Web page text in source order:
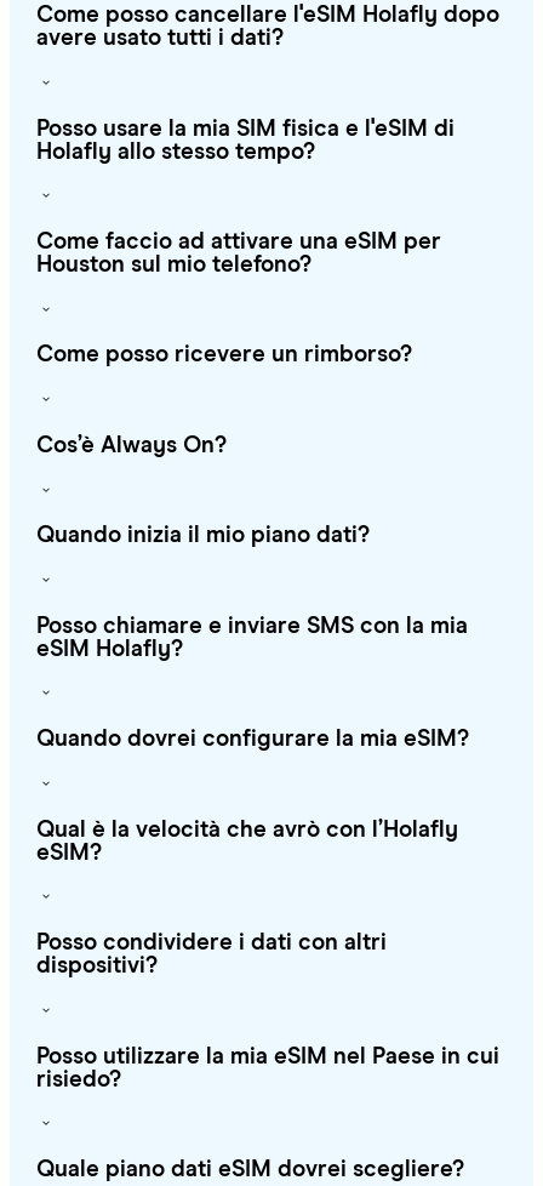
Come posso cancellare l'eSIM Holafly dopo
avere usato tutti i dati?
Posso usare la mia SIM fisica e l'eSIM di
Holafly allo stesso tempo?
Come faccio ad attivare una eSIM per
Houston sul mio telefono?
Come posso ricevere un rimborso?
Cos’è Always On?
Quando inizia il mio piano dati?
Posso chiamare e inviare SMS con la mia
eSIM Holafly?
Quando dovrei configurare la mia eSIM?
Qual è la velocità che avrò con l’Holafly
eSIM?
Posso condividere i dati con altri
dispositivi?
Posso utilizzare la mia eSIM nel Paese in cui
risiedo?
Quale piano dati eSIM dovrei scegliere?